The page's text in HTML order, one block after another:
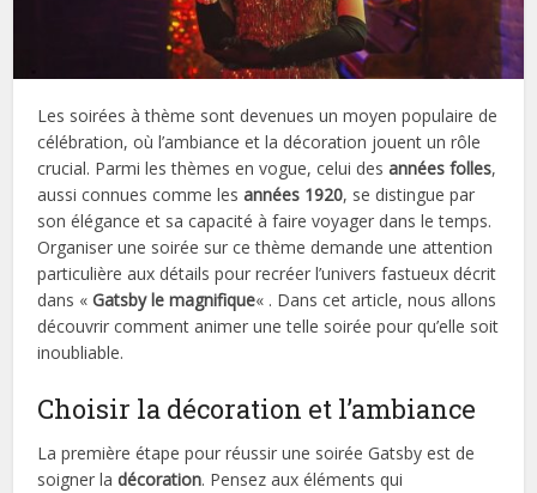
Les soirées à thème sont devenues un moyen populaire de
célébration, où l’ambiance et la décoration jouent un rôle
crucial. Parmi les thèmes en vogue, celui desannées folles,
aussi connues comme lesannées 1920, se distingue par
son élégance et sa capacité à faire voyager dans le temps.
Organiser une soirée sur ce thème demande une attention
particulière aux détails pour recréer l’univers fastueux décrit
dans «Gatsby le magnifique« . Dans cet article, nous allons
découvrir comment animer une telle soirée pour qu’elle soit
inoubliable.
Choisir la décoration et l’ambiance
La première étape pour réussir une soirée Gatsby est de
soigner ladécoration. Pensez aux éléments qui